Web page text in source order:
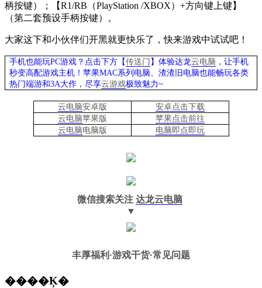
柄按键）；【R1/RB （PlayStation /XBOX） +方向键上键】
（第二套预设手柄按键）。
大家这下和小伙伴们开黑就更快乐了，快来游戏中试试吧！
手机也能玩PC游戏？点击下方【传送门 】体验达龙云电脑 ，让手机
秒变高配游戏主机 ！苹果MAC系列电脑、渣渣旧电脑也能畅玩各类
热门端游和3A大作， 尽享云游戏极致魅力~
云电脑安卓版
安卓点击下载
云电脑苹果版
苹果点击前往
云电脑电脑 版 电脑即点即玩
微信搜索关注 达龙云电脑
▼
丰厚福利 ·游戏干货·常见问题
����Ķ�